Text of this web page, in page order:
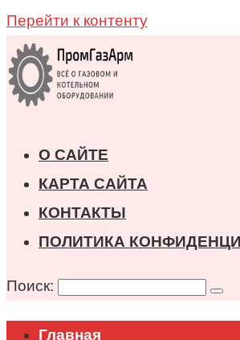
Перейти к контенту
О САЙТЕ
КАРТА САЙТА
КОНТАКТЫ
ПОЛИТИКА
Поиск:
Главная